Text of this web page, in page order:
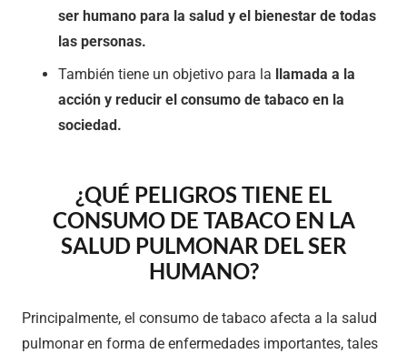
ser humano para la salud y el bienestar de todas
las personas.
También tiene un objetivo para la llamada a la
acción y reducir el consumo de tabaco en la
sociedad.
¿QUÉ PELIGROS TIENE EL
CONSUMO DE TABACO EN LA
SALUD PULMONAR DEL SER
HUMANO?
Principalmente, el consumo de tabaco afecta a la salud
pulmonar en forma de enfermedades importantes, tales